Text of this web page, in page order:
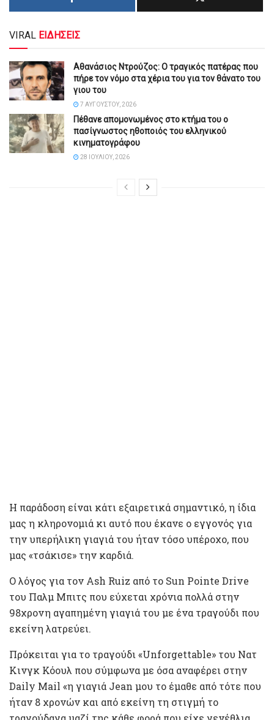
VIRAL ΕΙΔΗΣΕΙΣ
Αθανάσιος Ντρούζος: Ο τραγικός πατέρας που
πήρε τον νόμο στα χέρια του για τον θάνατο του
γιου του
7 ΑΥΓΟΎΣΤΟΥ, 2026
Πέθανε απομονωμένος στο κτήμα του ο
πασίγνωστος ηθοποιός του ελληνικού
κινηματογράφου
28 ΙΟΥΛΊΟΥ, 2026
Η παράδοση είναι κάτι εξαιρετικά σημαντικό, η ίδια
μας η κληρονομιά κι αυτό που έκανε ο εγγονός για
την υπερήλικη γιαγιά του ήταν τόσο υπέροχο, που
μας «τσάκισε» την καρδιά.
Ο λόγος για τον Ash Ruiz από το Sun Pointe Drive
του Παλμ Μπιτς που εύχεται χρόνια πολλά στην
98χρονη αγαπημένη γιαγιά του με ένα τραγούδι που
εκείνη λατρεύει.
Πρόκειται για το τραγούδι «Unforgettable» του Νατ
Κινγκ Κόουλ που σύμφωνα με όσα αναφέρει στην
Daily Mail «η γιαγιά Jean μου το έμαθε από τότε που
ήταν 8 χρονών και από εκείνη τη στιγμή το